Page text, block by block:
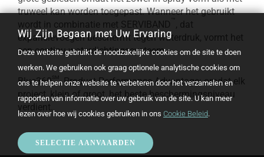
truweel kan worden toegepast. Wanneer het gebruikt
wordt in combinatie met SERVIBAND , dat
expansievoegen beschermt tegen waterdruk, vormt het
een continu waterdichtingssysteem.
Blue360 sm Product Performance Advantage: omdat elk
project, klein of groot, het beste beschermingsniveau
verdient.
Wij Zijn Begaan met Uw Ervaring
Deze website gebruikt de noodzakelijke cookies om de site te doen
werken. We gebruiken ook graag optionele analytische cookies om
ons te helpen onze website te verbeteren door het verzamelen en
rapporten van informatie over uw gebruik van de site. U kan meer
lezen over hoe wij cookies gebruiken in ons Cookie Beleid.
SELECTIE AANVAARDEN